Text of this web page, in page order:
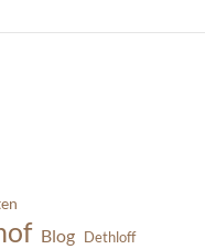
Blog Dethloff